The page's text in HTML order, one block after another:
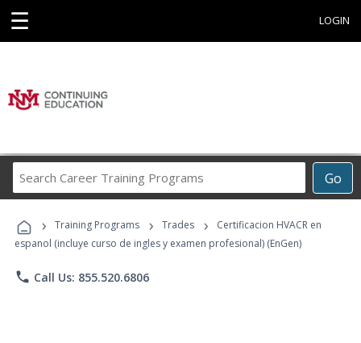
☰ LOGIN
Go
Career
Programs
› Training Programs › Trades ›
Certificacion HVACR en
espanol (incluye curso de ingles y examen profesional) (EnGen)
phone Call Us: 855.520.6806